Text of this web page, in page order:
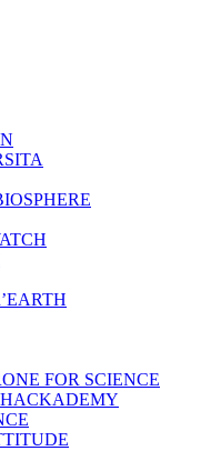
FOR SCIENCE
HACKADEMY